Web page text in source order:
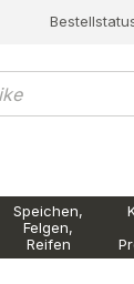
Speichen,
Felgen,
Reifen